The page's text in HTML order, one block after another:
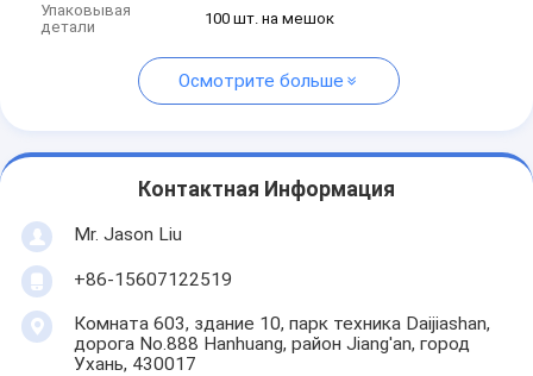
Упаковывая
детали
100 шт. на мешок
Осмотрите больше
Контактная Информация
Mr. Jason Liu
+86-15607122519
Комната 603, здание 10, парк техника Daijiashan,
дорога No.888 Hanhuang, район Jiang'an, город
Ухань, 430017